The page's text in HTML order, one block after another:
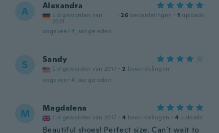
A Alexandra
Lid geworden van
2021
· 26 beoordelingen · 1 uploads
ongeveer 4 jaar geleden
S Sandy
Lid geworden van 2017 · 2 beoordelingen
ongeveer 4 jaar geleden
M Magdalena
Lid geworden van 2017 · 4 beoordelingen · 4 uploads
Beautiful shoes! Perfect size. Can’t wait to